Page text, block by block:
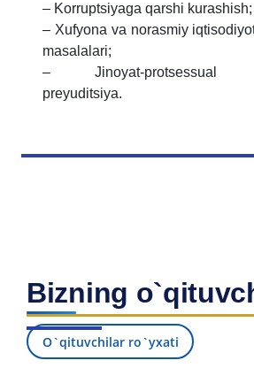
– Korruptsiyaga qarshi kurashish;
– Xufyona va norasmiy
masalalari;
– Jinoyat-protsessual
preyuditsiya.
Bizning
O`qituvchilar ro`yxati